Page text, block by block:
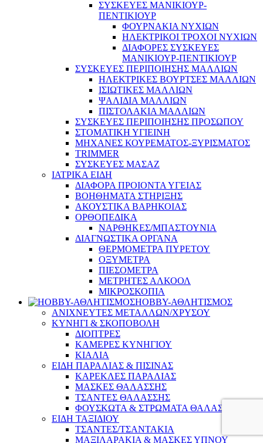
ΣΥΣΚΕΥΕΣ ΜΑΝΙΚΙΟΥΡ-
ΠΕΝΤΙΚΙΟΥΡ
ΦΟΥΡΝΑΚΙΑ ΝΥΧΙΩΝ
ΗΛΕΚΤΡΙΚΟΙ ΤΡΟΧΟΙ ΝΥΧΙΩΝ
ΔΙΑΦΟΡΕΣ ΣΥΣΚΕΥΕΣ
ΜΑΝΙΚΙΟΥΡ-ΠΕΝΤΙΚΙΟΥΡ
ΣΥΣΚΕΥΕΣ ΠΕΡΙΠΟΙΗΣΗΣ ΜΑΛΛΙΩΝ
ΗΛΕΚΤΡΙΚΕΣ ΒΟΥΡΤΣΕΣ ΜΑΛΛΙΩΝ
ΙΣΙΩΤΙΚΕΣ ΜΑΛΛΙΩΝ
ΨΑΛΙΔΙΑ ΜΑΛΛΙΩΝ
ΠΙΣΤΟΛΑΚΙΑ ΜΑΛΛΙΩΝ
ΣΥΣΚΕΥΕΣ ΠΕΡΙΠΟΙΗΣΗΣ ΠΡΟΣΩΠΟΥ
ΣΤΟΜΑΤΙΚΗ ΥΓΙΕΙΝΗ
ΜΗΧΑΝΕΣ ΚΟΥΡΕΜΑΤΟΣ-ΞΥΡΙΣΜΑΤΟΣ
TRIMMER
ΣΥΣΚΕΥΕΣ ΜΑΣΑΖ
ΙΑΤΡΙΚΑ ΕΙΔΗ
ΔΙΑΦΟΡΑ ΠΡΟΙΟΝΤΑ ΥΓΕΙΑΣ
ΒΟΗΘΗΜΑΤΑ ΣΤΗΡΙΞΗΣ
ΑΚΟΥΣΤΙΚΑ ΒΑΡΗΚΟΙΑΣ
ΟΡΘΟΠΕΔΙΚΑ
ΝΑΡΘΗΚΕΣ/ΜΠΑΣΤΟΥΝΙΑ
ΔΙΑΓΝΩΣΤΙΚΑ ΟΡΓΑΝΑ
ΘΕΡΜΟΜΕΤΡΑ ΠΥΡΕΤΟΥ
ΟΞΥΜΕΤΡΑ
ΠΙΕΣΟΜΕΤΡΑ
ΜΕΤΡΗΤΕΣ ΑΛΚΟΟΛ
ΜΙΚΡΟΣΚΟΠΙΑ
HOBBY-ΑΘΛΗΤΙΣΜΟΣ
ΑΝΙΧΝΕΥΤΕΣ ΜΕΤΑΛΛΩΝ/ΧΡΥΣΟΥ
ΚΥΝΗΓΙ & ΣΚΟΠΟΒΟΛΗ
ΔΙΟΠΤΡΕΣ
ΚΑΜΕΡΕΣ ΚΥΝΗΓΙΟΥ
ΚΙΑΛΙΑ
ΕΙΔΗ ΠΑΡΑΛΙΑΣ & ΠΙΣΙΝΑΣ
ΚΑΡΕΚΛΕΣ ΠΑΡΑΛΙΑΣ
ΜΑΣΚΕΣ ΘΑΛΑΣΣΗΣ
ΤΣΑΝΤΕΣ ΘΑΛΑΣΣΗΣ
ΦΟΥΣΚΩΤΑ & ΣΤΡΩΜΑΤΑ ΘΑΛΑΣΣΗΣ
ΕΙΔΗ ΤΑΞΙΔΙΟΥ
ΤΣΑΝΤΕΣ/ΤΣΑΝΤΑΚΙΑ
ΜΑΞΙΛΑΡΑΚΙΑ & ΜΑΣΚΕΣ ΥΠΝΟΥ